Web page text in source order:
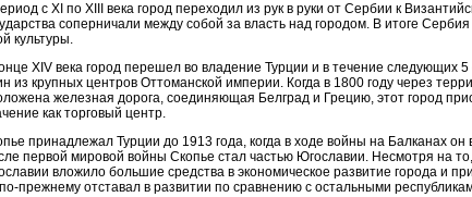
с XI по XIII века город переходил из рук в руки от Сербии к
соперничали между собой за власть над городом. В итоге
культуры.
XIV века город перешел во владение Турции и в течение следующих
из крупных центров Оттоманской империи. Когда в 1800 году через
железная дорога, соединяющая Белград и Грецию, этот город
как торговый центр.
принадлежал Турции до 1913 года, когда в ходе войны на Балканах
первой мировой войны Скопье стал частью Югославии. Несмотря на
вложило большие средства в экономическое развитие города и
прежнему отставал в развитии по сравнению с остальными